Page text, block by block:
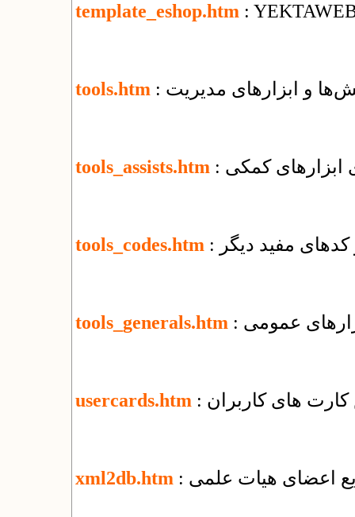
template_eshop.htm :
tools.htm و ابزارهای مدیریت
tools_assists.htm ابزارهای کمکی
tools_codes.htm کدهای مفید دیگر
tools_generals.htm عمومی
usercards.htm های کاربران
xml2db.htm اعضای هیات علمی